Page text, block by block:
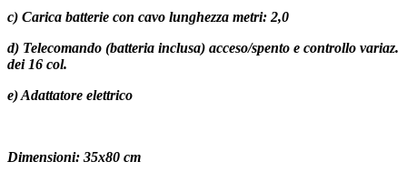
c) Carica batterie con cavo lunghezza metri: 2,0
d) Telecomando (batteria inclusa) acceso/spento e controllo variaz.
dei 16 col.
e) Adattatore elettrico
Dimensioni: 35x80 cm